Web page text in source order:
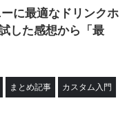
に最適なドリンクホ
した感想から「最
まとめ記事 カスタム入門